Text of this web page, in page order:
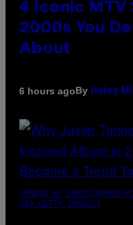
4 Iconic MTV
2000s You
About
6 hours agoBy Haley
(PHOTO BY CHRISTOPHER
VIA GETTY IMAGES)